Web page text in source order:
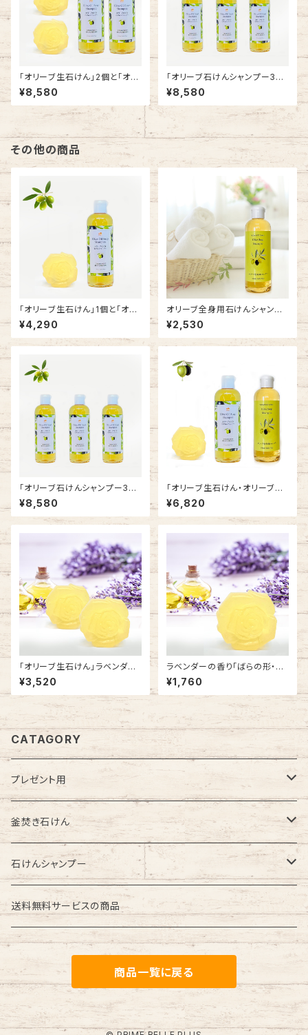
「オリーブ生石けん」2個と「オリ
ーブ石けんシャンプー」2本のセ
ット商品
¥8,580
「オリーブ石けんシャンプー3本
セット」
¥8,580
その他の商品
「オリーブ生石けん」1個と「オリ
ーブ石けんシャンプー」1本
¥4,290
オリーブ全身用石けんシャンプ
ー340g
¥2,530
「オリーブ石けんシャンプー3本
セット」
¥8,580
「オリーブ生石けん・オリーブ石
けんシャンプー・オリーブ全身用
シャンプーのセット商品
¥6,820
「オリーブ生石けん」ラベンダー
の香り2個セット
¥3,520
ラベンダーの香り「ばらの形・オ
リーブ 生石けん」80g
¥1,760
CATAGORY
プレゼント用
釜焚き石けん
石けんシャンプー
送料無料サービス中
送料割引サービス中
釜焚き石けん
オリーブ石けん（無添加）
オリーブ石けん（ラベンダーの香り）
オリーブ石けん（ハチミツ入り）
薔薇の形
オーガニック
石けんシャンプー
オリーブ石けんシャンプー（無添加）
オリーブ石けんシャンプー（ラベンダーの香り）
オリーブ石けんシャンプー（ハチミツ入り）
オリーブ＆アボカド石けんシャンプー
送料無料サービスの商品
商品一覧に戻る